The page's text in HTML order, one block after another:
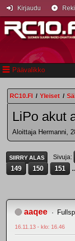
Päävalikko
Kirjaudu
RC10.FI / Yleiset /
LiPo akut
Aloittaja Hermanni,
SIIRRY ALAS Sivuja
149
150 151
aaqee
16.11.13 - klo: 16.46